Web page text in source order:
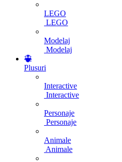
LEGO
LEGO
Modelaj
Modelaj
Plusuri
Interactive
Interactive
Personaje
Personaje
Animale
Animale